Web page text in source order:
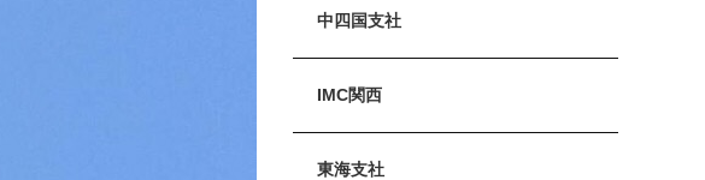
中四国支社
IMC関西
東海支社